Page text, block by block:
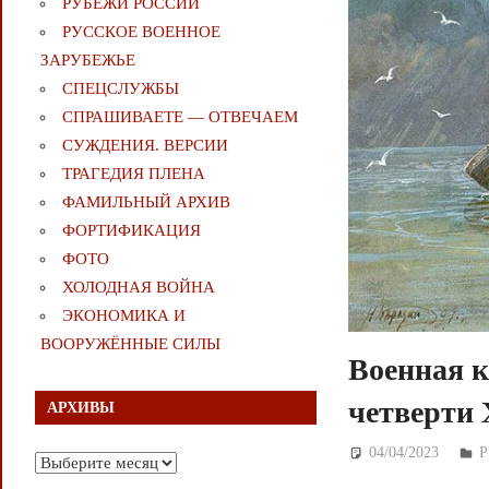
Военная
04/04/2023
РУБЕЖИ РОССИИ
РУССКОЕ ВОЕННОЕ
ЗАРУБЕЖЬЕ
СПЕЦСЛУЖБЫ
СПРАШИВАЕТЕ — ОТВЕЧАЕМ
СУЖДЕНИЯ. ВЕРСИИ
ТРАГЕДИЯ ПЛЕНА
ФАМИЛЬНЫЙ АРХИВ
ФОРТИФИКАЦИЯ
ФОТО
ХОЛОДНАЯ ВОЙНА
ЭКОНОМИКА И
ВООРУЖЁННЫЕ СИЛЫ
АРХИВЫ
Архивы